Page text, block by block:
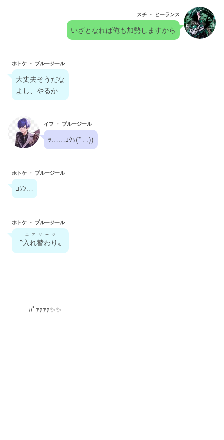
スチ ・ ヒーランス
いざとなれば俺も加勢しますから
ホトケ ・ ブルージール
大丈夫そうだな
よし、やるか
イフ ・ ブルージール
ｯ……ｺｸｯ(* . .))
ホトケ ・ ブルージール
ｺﾂﾝ…
ホトケ ・ ブルージール
〝入れ替わり
エアザーツ
〟
ﾊﾟｧｧｧｧ✨✨